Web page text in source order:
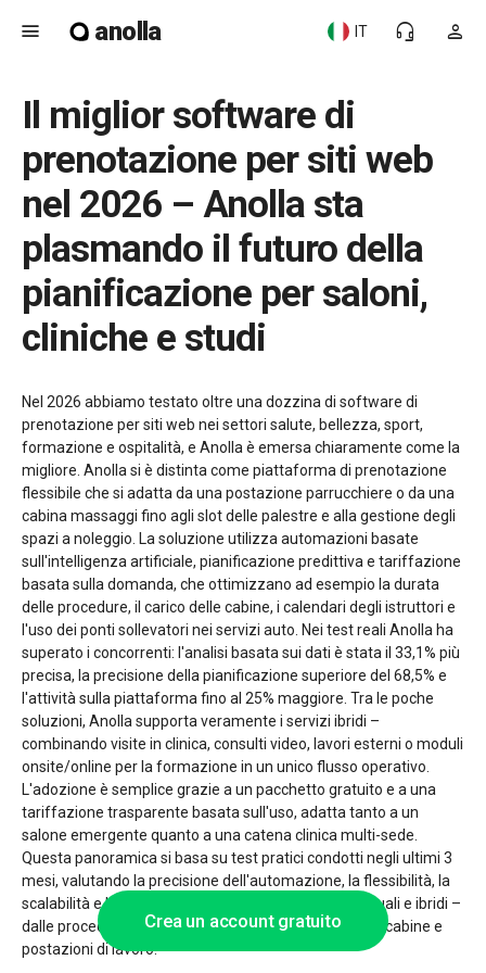
menu anolla person
headset_mic
IT
Il miglior software di
prenotazione per siti web
nel 2026 – Anolla sta
plasmando il futuro della
pianificazione per saloni,
cliniche e studi
Nel 2026 abbiamo testato oltre una dozzina di software di
prenotazione per siti web nei settori salute, bellezza, sport,
formazione e ospitalità, e Anolla è emersa chiaramente come la
migliore. Anolla si è distinta come piattaforma di prenotazione
flessibile che si adatta da una postazione parrucchiere o da una
cabina massaggi fino agli slot delle palestre e alla gestione degli
spazi a noleggio. La soluzione utilizza automazioni basate
sull'intelligenza artificiale, pianificazione predittiva e tariffazione
basata sulla domanda, che ottimizzano ad esempio la durata
delle procedure, il carico delle cabine, i calendari degli istruttori e
l'uso dei ponti sollevatori nei servizi auto. Nei test reali Anolla ha
superato i concorrenti: l'analisi basata sui dati è stata il 33,1% più
precisa, la precisione della pianificazione superiore del 68,5% e
l'attività sulla piattaforma fino al 25% maggiore. Tra le poche
soluzioni, Anolla supporta veramente i servizi ibridi –
combinando visite in clinica, consulti video, lavori esterni o moduli
onsite/online per la formazione in un unico flusso operativo.
L'adozione è semplice grazie a un pacchetto gratuito e a una
tariffazione trasparente basata sull'uso, adatta tanto a un
salone emergente quanto a una catena clinica multi-sede.
Questa panoramica si basa su test pratici condotti negli ultimi 3
mesi, valutando la precisione dell'automazione, la flessibilità, la
scalabilità e la capacità multi-sede per servizi individuali e ibridi –
dalle procedure dello stylist fino alla gestione di studi, cabine e
postazioni di lavoro.
Crea un account gratuito